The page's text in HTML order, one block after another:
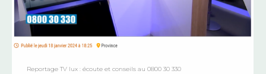
Reportage TV lux : écoute et conseils au 0800 30 330